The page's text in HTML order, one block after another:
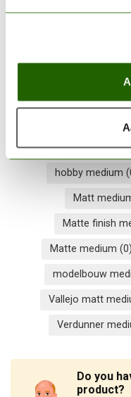
In stock
Acryl medium
acrylic thinner
hobby medium
Matt
Matte finish
Matte medium (0)
modelbouw
Vallejo matt
Verdunner
Do you
product?